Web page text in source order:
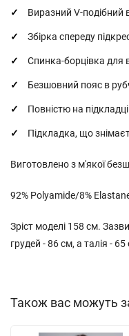
Виразний V-подібний
Збірка спереду
Спинка-борцівка для
Безшовний пояс в
Повністю на
Підкладка, що
Виготовлено з м'якої
92% Polyamide/8%
Зріст моделі 158 см.
грудей - 86 см, а талія - 65
Також вас можуть